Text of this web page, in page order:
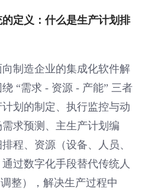
定义：什么是生产计划排
制造企业的集成化软件解
“需求 - 资源 - 产能” 三者
划的制定、执行监控与动
求预测、主生产计划编
程、资源（设备、人员、
过数字化手段替代传统人
整），解决生产过程中